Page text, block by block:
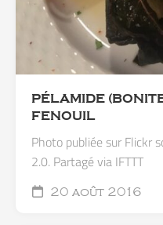
PÉLAMIDE
FENOUIL
Photo publiée sur Flickr
2.0. Partagé via IFTTT
20 août 2016